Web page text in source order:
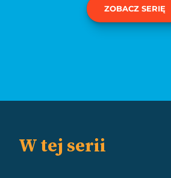
ZOBACZ SERIĘ
W tej serii